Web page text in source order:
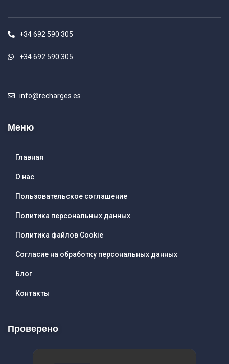
+34 692 590 305
+34 692 590 305
info@recharges.es
Меню
Главная
О нас
Пользовательское соглашение
Политика персональных данных
Политика файлов Cookie
Согласие на обработку персональных данных
Блог
Контакты
Проверено